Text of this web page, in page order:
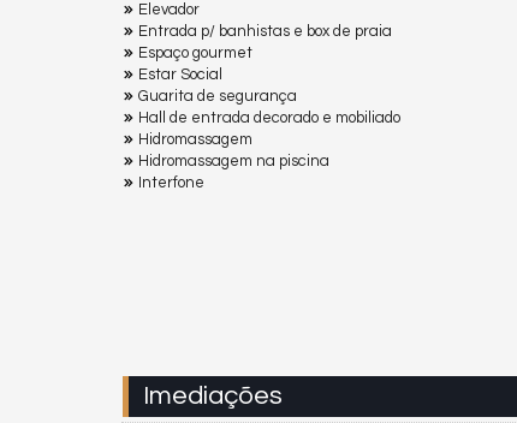
Elevador
Entrada p/ banhistas e box de praia
Espaço gourmet
Estar Social
Guarita de segurança
Hall de entrada decorado e mobiliado
Hidromassagem
Hidromassagem na piscina
Interfone
Imediações